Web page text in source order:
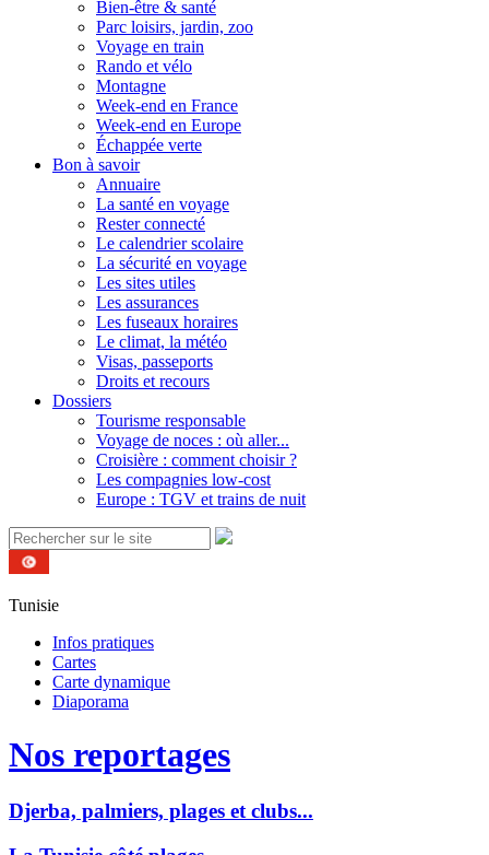
Bien-être & santé
Parc loisirs, jardin, zoo
Voyage en train
Rando et vélo
Montagne
Week-end en France
Week-end en Europe
Échappée verte
Bon à savoir
Annuaire
La santé en voyage
Rester connecté
Le calendrier scolaire
La sécurité en voyage
Les sites utiles
Les assurances
Les fuseaux horaires
Le climat, la météo
Visas, passeports
Droits et recours
Dossiers
Tourisme responsable
Voyage de noces : où aller...
Croisière : comment choisir ?
Les compagnies low-cost
Europe : TGV et trains de nuit
Tunisie
Infos pratiques
Cartes
Carte dynamique
Diaporama
Nos reportages
Djerba, palmiers, plages et clubs...